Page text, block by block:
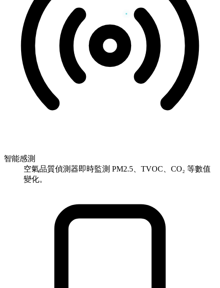
智能感測
空氣品質偵測器即時監測 PM2.5、TVOC、CO₂ 等數值
變化。